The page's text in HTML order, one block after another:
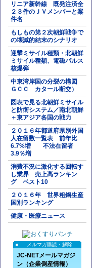
リニア新幹線 既発注済全
２３件のＪＶメンバーと案
件名
もしもの第２次朝鮮戦争で
の壊滅的結末のシナリオ
迎撃ミサイル種類・北朝鮮
ミサイル種類、電磁パルス
核爆弾
中東湾岸国の分裂の構図
ＧＣＣ カタール断交）
図表で見る北朝鮮ミサイル
と防衛システム／南北朝鮮
＋東アジア各国の戦力
２０１６年都道府県別外国
人在留数一覧表 前年比
6.7%増 不法在留者
3.9％増
消費不況に激化する回転す
し業界 売上高ランキン
グ ベスト10
２０１６年 世界粗鋼生産
国別ランキング
健康・医療ニュース
メルマガ購読・解除
JC-NETメールマガジ
ン（企業倒産情報）